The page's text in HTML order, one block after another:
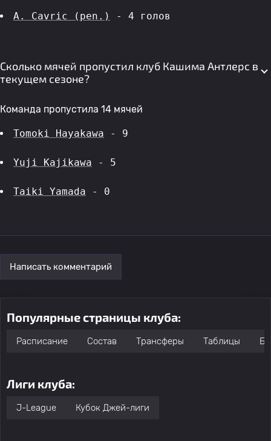
A. Cavric (pen.) - 4 голов
Сколько мячей пропустил клуб Кашима Антлерс в
текущем сезоне?
Команда пропустила 14 мячей
Tomoki Hayakawa - 9
Yuji Kajikawa - 5
Taiki Yamada - 0
Написать комментарий
Популярные страницы клуба:
Расписание Состав Трансферы Таблицы
Лиги клуба:
J-League Кубок Джей-лиги